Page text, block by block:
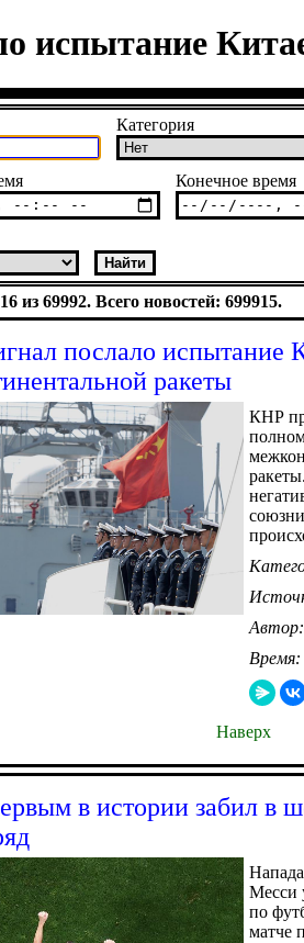
испытание
Категория
Конечное время
из 69992. Всего новостей: 699915.
послало испытание
ракеты
КНР
Автор:
Время:
Наверх
в истории забил в
Месси
по
матче